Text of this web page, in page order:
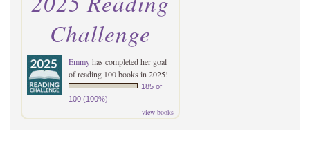
Challenge
Emmyhas completed her goal
of reading 100 books in 2025!
185 of
100 (100%)
view books